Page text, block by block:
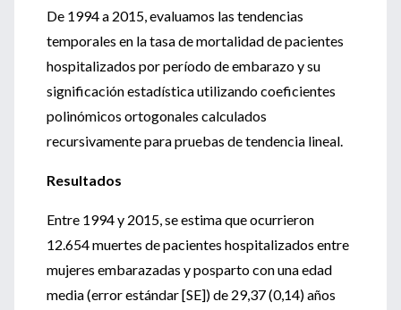
De 1994 a 2015, evaluamos las tendencias
temporales en la tasa de mortalidad de pacientes
hospitalizados por período de embarazo y su
significación estadística utilizando coeficientes
polinómicos ortogonales calculados
recursivamente para pruebas de tendencia lineal.
Resultados
Entre 1994 y 2015, se estima que ocurrieron
12.654 muertes de pacientes hospitalizados entre
mujeres embarazadas y posparto con una edad
media (error estándar [SE]) de 29,37 (0,14) años